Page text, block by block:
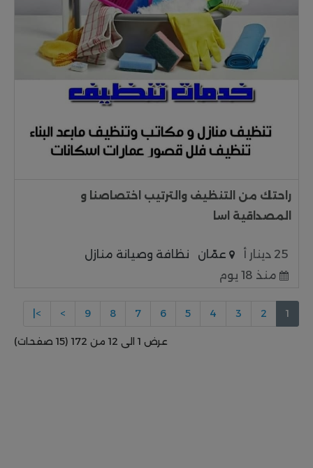
راحتك من التنظيف والترتيب اختصاصنا و
المصداقية اسا
25 دينار أ عمّان
نظافة وصيانة منازل
منذ 18 يوم
1
2
3
4
5
6
7
8
9
>
>|
عرض 1 الى 12 من 172 (15 صفحات)